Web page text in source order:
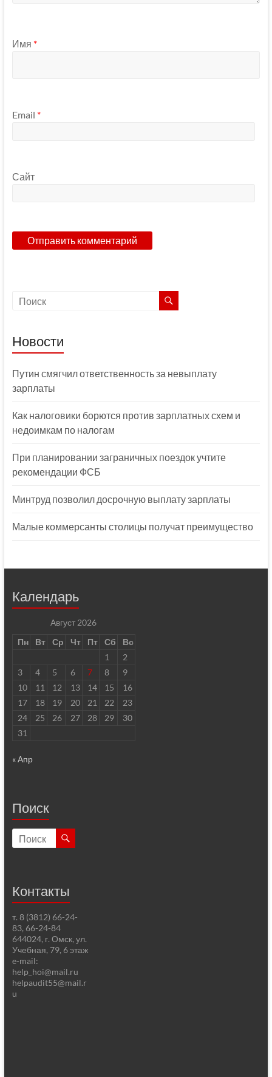
Имя *
Email *
Сайт
Новости
Путин смягчил ответственность за невыплату
зарплаты
Как налоговики борются против зарплатных схем и
недоимкам по налогам
При планировании заграничных поездок учтите
рекомендации ФСБ
Минтруд позволил досрочную выплату зарплаты
Малые коммерсанты столицы получат преимущество
Календарь
Август 2026
Пн
Вт Ср Чт Пт Сб
Вс
1
2
3
4 5 6 7 8
9
10
11 12 13 14 15
16
17
18 19 20 21 22
23
24
25 26 27 28 29
30
31
« Апр
Поиск
Контакты
т. 8 (3812) 66-24-
83, 66-24-84
644024, г. Омск, ул.
Учебная, 79, 6 этаж
e-mail:
help_hoi@mail.ru
helpaudit55@mail.r
u